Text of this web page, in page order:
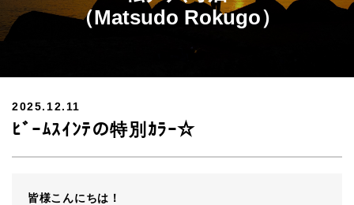
（Matsudo Rokugo）
2025.12.11
ﾋﾞｰﾑｽｲﾝﾃの特別ｶﾗｰ☆
皆様こんにちは！